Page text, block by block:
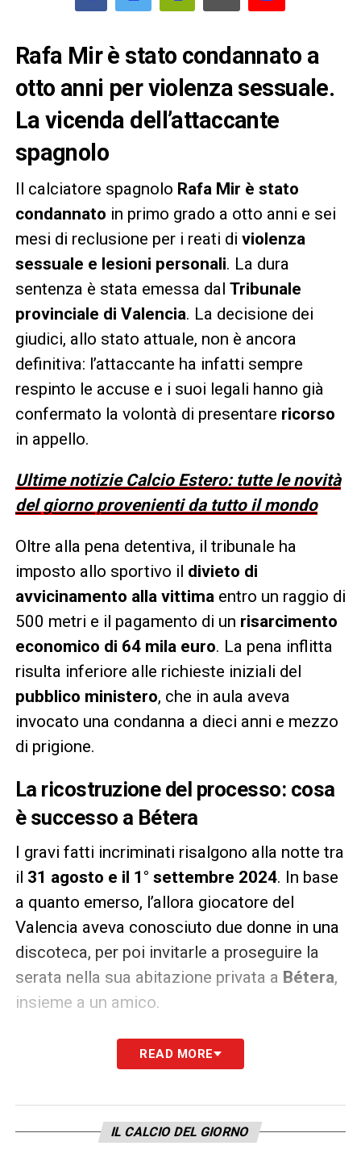
Rafa Mir è stato condannato a
otto anni per violenza sessuale.
La vicenda dell’attaccante
spagnolo
Il calciatore spagnolo Rafa Mir è stato
condannato in primo grado a otto anni e sei
mesi di reclusione per i reati di violenza
sessuale e lesioni personali. La dura
sentenza è stata emessa dal Tribunale
provinciale di Valencia. La decisione dei
giudici, allo stato attuale, non è ancora
definitiva: l’attaccante ha infatti sempre
respinto le accuse e i suoi legali hanno già
confermato la volontà di presentare ricorso
in appello.
Ultime notizie Calcio Estero: tutte le novità
del giorno provenienti da tutto il mondo
Oltre alla pena detentiva, il tribunale ha
imposto allo sportivo il divieto di
avvicinamento alla vittima entro un raggio di
500 metri e il pagamento di un risarcimento
economico di 64 mila euro. La pena inflitta
risulta inferiore alle richieste iniziali del
pubblico ministero, che in aula aveva
invocato una condanna a dieci anni e mezzo
di prigione.
La ricostruzione del processo: cosa
è successo a Bétera
I gravi fatti incriminati risalgono alla notte tra
il 31 agosto e il 1° settembre 2024. In base
a quanto emerso, l’allora giocatore del
Valencia aveva conosciuto due donne in una
discoteca, per poi invitarle a proseguire la
serata nella sua abitazione privata a Bétera,
insieme a un amico.
Nel corso del processo, celebrato lo scorso
28 maggio, la vittima ha testimoniato di aver
, dichiarando inoltre di essere
stata gettata in piscina contro la propria
READ MORE
IL CALCIO DEL GIORNO